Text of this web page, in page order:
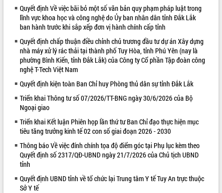
Khám bệnh, cấp phát thuốc miễn phí
và tặng quà người dân xã Cư Pui
Hội nghị UBND tỉnh Đắk Lắk thường kỳ
tháng 7/2026
Lễ truy tặng danh hiệu “Bà Mẹ Việt
Nam Anh hùng” và trao Huân chương
Lao động
UBND tỉnh Đắk Lắk triển khai nhiệm
vụ 6 tháng cuối năm 2026
Kỳ họp thứ Hai, Hội đồng nhân dân
tỉnh khóa XI quyết nghị nhiều nội dung
quan trọng
Bí thư Tỉnh ủy Lương Nguyễn Minh
Triết thăm, tặng quà người có công với
cách mạng
Rà soát, hoàn thiện hệ thống thiết chế
văn hóa, thể thao đáp ứng yêu cầu
ALBUM ẢNH
LIÊN KẾT WEB
Quyết định Về việc bãi bỏ một số văn bản quy phạm pháp luật trong
lĩnh vực khoa học và công nghệ do Ủy ban nhân dân tỉnh Đắk Lắk
ban hành trước khi sắp xếp đơn vị hành chính cấp tỉnh
Quyết định chấp thuận điều chỉnh chủ trương đầu tư dự án Xây dựng
nhà máy xử lý rác thải tại thành phố Tuy Hòa, tỉnh Phú Yên (nay là
phường Bình Kiến, tỉnh Đắk Lắk) của Công ty Cổ phần Tập đoàn công
nghệ T-Tech Việt Nam
Quyết định kiện toàn Ban Chỉ huy Phòng thủ dân sự tỉnh Đắk Lắk
Triển khai Thông tư số 07/2026/TT-BNG ngày 30/6/2026 của Bộ
Ngoại giao
Triển khai Kết luận Phiên họp lần thứ tư Ban Chỉ đạo thực hiện mục
tiêu tăng trưởng kinh tế 02 con số giai đoạn 2026 - 2030
Thông báo Về việc đính chính tọa độ điểm góc tại Phụ lục kèm theo
Quyết định số 2317/QĐ-UBND ngày 21/7/2026 của Chủ tịch UBND
tỉnh
Quyết định UBND tỉnh về tổ chức lại Trung tâm Y tế Tuy An trực thuộc
Sở Y tế